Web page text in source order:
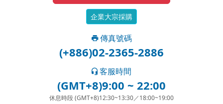
企業大宗採購
傳真號碼
(+886)02-2365-2886
客服時間
(GMT+8)9:00 ~ 22:00
休息時段 (GMT+8)12:30~13:30／18:00~19:00